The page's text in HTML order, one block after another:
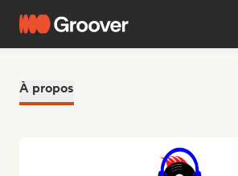
À propos